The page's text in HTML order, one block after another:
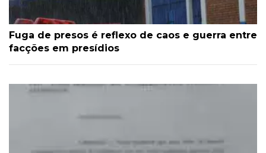
Fuga de presos é reflexo de caos e guerra entre
facções em presídios